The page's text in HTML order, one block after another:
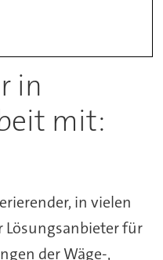
in
mit:
in vielen
für
der Wäge-,